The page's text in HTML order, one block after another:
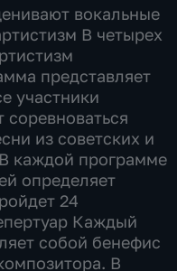
вокальные
В четырех
представляет
участники
соревноваться
из советских и
каждой программе
определяет
24
Каждый
собой бенефис
В